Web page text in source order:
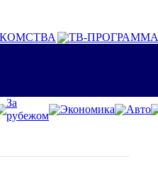
ТВ-ПРОГРАММА
За
рубежом
Экономика
Авто